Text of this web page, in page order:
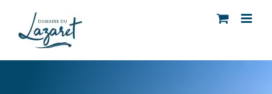
content